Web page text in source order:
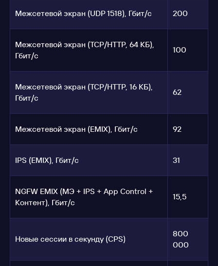
Межсетевой экран (UDP 1518), Гбит/с 200
Межсетевой экран (TCP/HTTP, 64 КБ),
Гбит/с
100
Межсетевой экран (TCP/HTTP, 16 КБ),
Гбит/с
62
Межсетевой экран (EMIX), Гбит/с 92
IPS (EMIX), Гбит/с 31
NGFW EMIX (МЭ + IPS + App Control +
Контент), Гбит/с
15,5
Новые сессии в секунду (CPS)
800
000
стоечный
* Характеристики могут изменяться в зависимости от конфигурации.